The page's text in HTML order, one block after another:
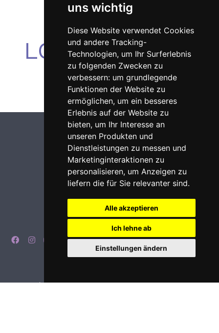
uns wichtig
Diese Website verwendet Cookies
und andere Tracking-
Technologien, um Ihr Surferlebnis
zu folgenden Zwecken zu
verbessern: um grundlegende
Funktionen der Website zu
ermöglichen, um ein besseres
Erlebnis auf der Website zu
bieten, um Ihr Interesse an
unseren Produkten und
Dienstleistungen zu messen und
Marketinginteraktionen zu
personalisieren, um Anzeigen zu
liefern die für Sie relevanter sind.
Alle akzeptieren
Ich lehne ab
Einstellungen ändern
LORD
Impressum Datenschutz Login